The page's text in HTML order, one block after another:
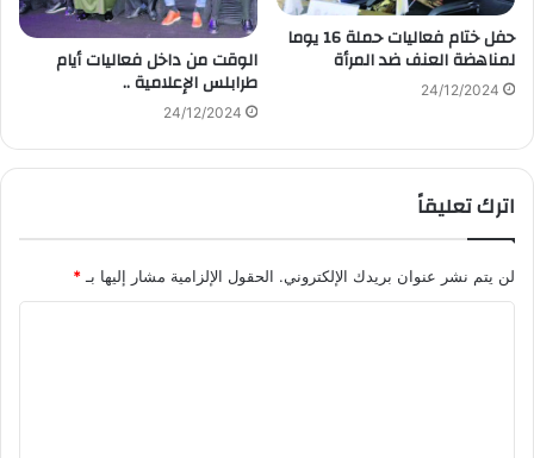
حفل ختام فعاليات حملة 16 يوما
لمناهضة العنف ضد المرأة
24/12/2024
الوقت من داخل فعاليات أيام
طرابلس الإعلامية ..
24/12/2024
اترك تعليقاً
لن يتم نشر عنوان بريدك الإلكتروني. الحقول الإلزامية مشار إليها بـ *